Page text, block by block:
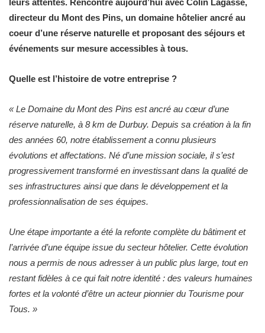
directeur du Mont des Pins, un domaine hôtelier ancré au
coeur d’une réserve naturelle et proposant des séjours et
événements sur mesure accessibles à tous.
Quelle est l’histoire de votre entreprise ?
« Le Domaine du Mont des Pins est ancré au cœur d’une
réserve naturelle, à 8 km de Durbuy. Depuis sa création à la fin
des années 60, notre établissement a connu plusieurs
évolutions et affectations. Né d’une mission sociale, il s’est
progressivement transformé en investissant dans la qualité de
ses infrastructures ainsi que dans le développement et la
professionnalisation de ses équipes.
Une étape importante a été la refonte complète du bâtiment et
l’arrivée d’une équipe issue du secteur hôtelier. Cette évolution
nous a permis de nous adresser à un public plus large, tout en
restant fidèles à ce qui fait notre identité : des valeurs humaines
fortes et la volonté d’être un acteur pionnier du Tourisme pour
Tous. »